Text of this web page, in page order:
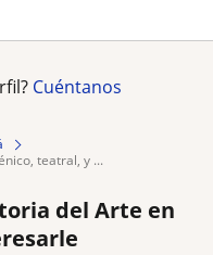
Cuéntanos
teatral, y ...
del Arte en